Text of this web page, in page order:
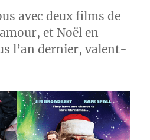
avec deux films de
et Noël en
l’an dernier, valent-